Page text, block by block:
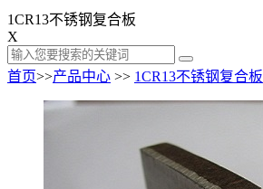
1CR13不锈钢复合板
X
首页>>产品中心 >> 1CR13不锈钢复合板